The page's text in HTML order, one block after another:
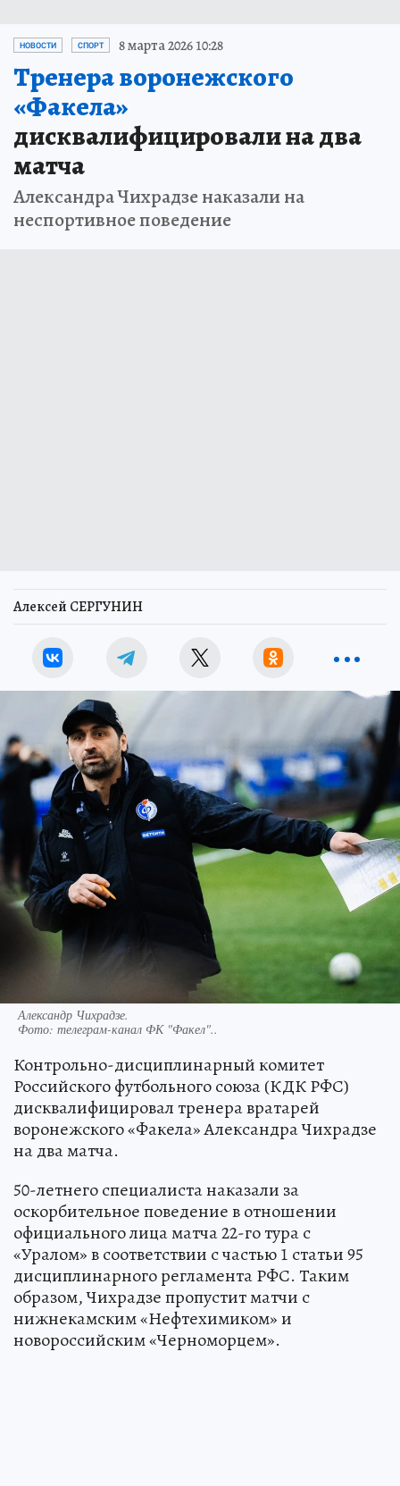
НОВОСТИ СПОРТ 8 марта 2026 10:28
Тренера воронежского
«Факела»
дисквалифицировали на два
матча
Александра Чихрадзе наказали на
неспортивное поведение
Алексей СЕРГУНИН
Александр Чихрадзе.
Фото: телеграм-канал ФК "Факел"..
Контрольно-дисциплинарный комитет
Российского футбольного союза (КДК РФС)
дисквалифицировал тренера вратарей
воронежского «Факела» Александра Чихрадзе
на два матча.
50-летнего специалиста наказали за
оскорбительное поведение в отношении
официального лица матча 22-го тура с
«Уралом» в соответствии с частью 1 статьи 95
дисциплинарного регламента РФС. Таким
образом, Чихрадзе пропустит матчи с
нижнекамским «Нефтехимиком» и
новороссийским «Черноморцем».